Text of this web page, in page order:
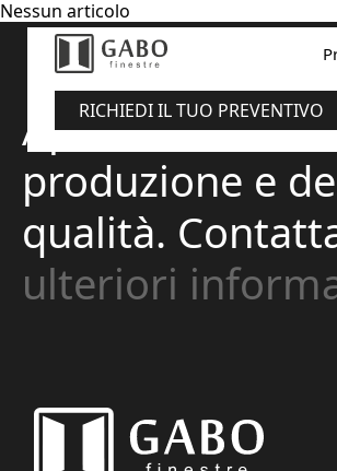
RICHIEDI IL TUO PREVENTIVO
Nessun articolo
Apriamo nuovi
produzione e
qualità.
ulteriori